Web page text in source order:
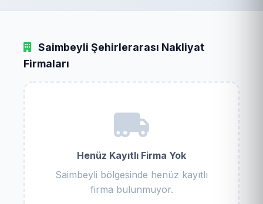
Saimbeyli Şehirlerarası Nakliyat
Firmaları
Henüz Kayıtlı Firma Yok
Saimbeyli bölgesinde henüz kayıtlı
firma bulunmuyor.